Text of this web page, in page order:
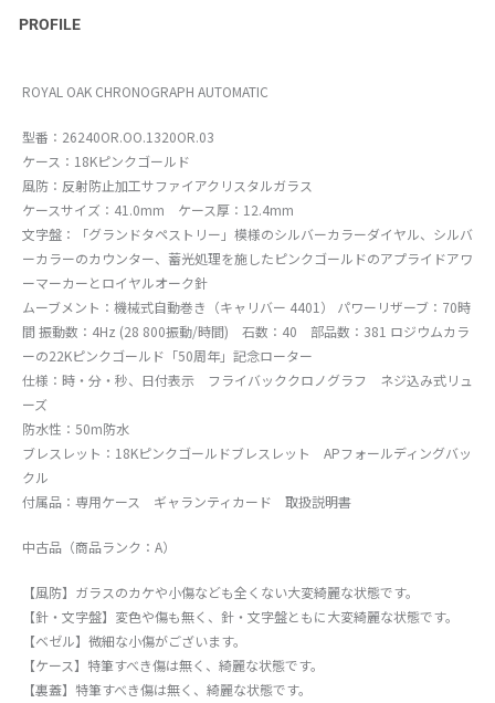
PROFILE
ROYAL OAK CHRONOGRAPH AUTOMATIC
型番：26240OR.OO.1320OR.03
ケース：18Kピンクゴールド
風防：反射防止加工サファイアクリスタルガラス
ケースサイズ：41.0mm ケース厚：12.4mm
文字盤：「グランドタペストリー」模様のシルバーカラーダイヤル、シルバ
ーカラーのカウンター、蓄光処理を施したピンクゴールドのアプライドアワ
ーマーカーとロイヤルオーク針
ムーブメント：機械式自動巻き（キャリバー 4401） パワーリザーブ：70時
間 振動数：4Hz (28 800振動/時間) 石数：40 部品数：381 ロジウムカラ
ーの22Kピンクゴールド「50周年」記念ローター
仕様：時・分・秒、日付表示 フライバッククロノグラフ ネジ込み式リュ
ーズ
防水性：50m防水
ブレスレット：18Kピンクゴールドブレスレット APフォールディングバッ
クル
付属品：専用ケース ギャランティカード 取扱説明書
中古品（商品ランク：A）
【風防】ガラスのカケや小傷なども全くない大変綺麗な状態です。
【針・文字盤】変色や傷も無く、針・文字盤ともに大変綺麗な状態です。
【ベゼル】微細な小傷がございます。
【ケース】特筆すべき傷は無く、綺麗な状態です。
【裏蓋】特筆すべき傷は無く、綺麗な状態です。